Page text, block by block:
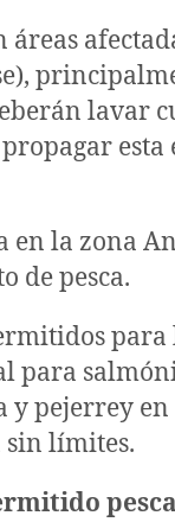
áreas
lavar
en la zona
de pesca.
para
para
pejerrey en
sin límites.